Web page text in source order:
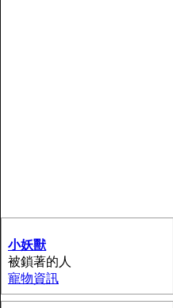
小妖獸
被鎖著的人
寵物資訊